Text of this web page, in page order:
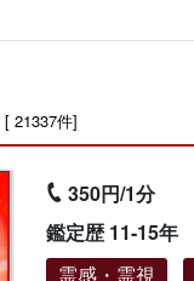
[ 21337件]
350円/1分
鑑定歴 11-15年
霊感・霊視